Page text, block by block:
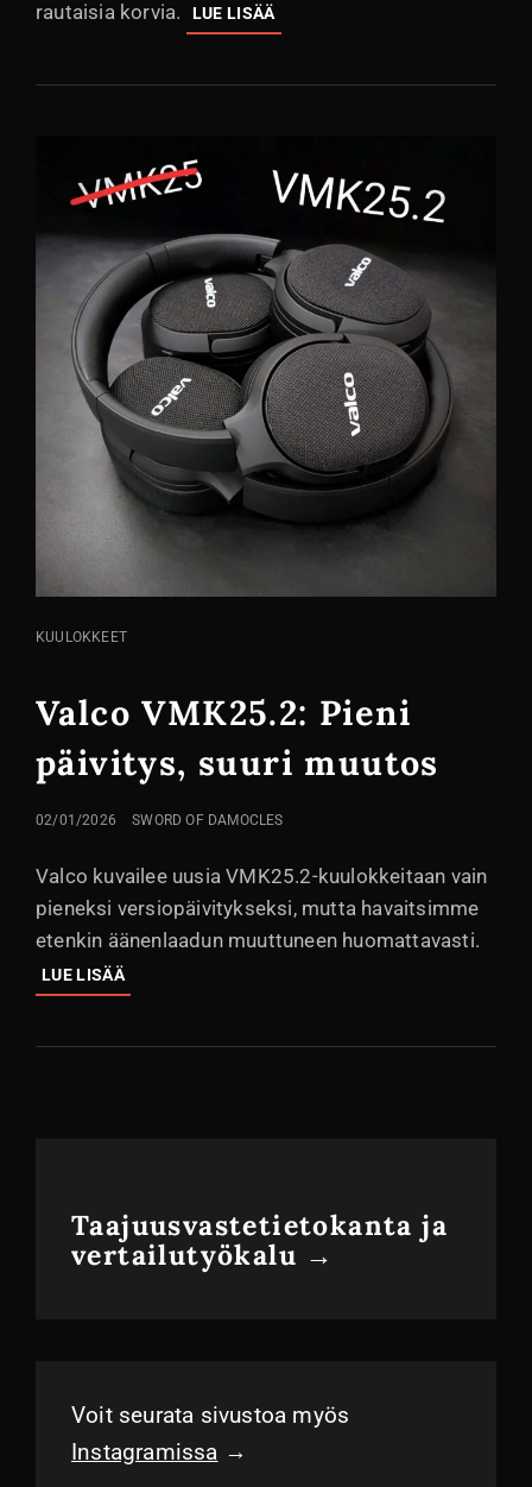
rautaisia korvia.
LUE LISÄÄBEYERDYNAMIC
AVENTHO
RETROHENKINEN
KISSA
KUULOKKEET
Valco VMK25.2: Pieni
päivitys, suuri muutos
LÄHETETTY
02/01/2026 SWORD OF DAMOCLES
Valco kuvailee uusia VMK25.2-kuulokkeitaan vain
pieneksi versiopäivitykseksi, mutta havaitsimme
etenkin äänenlaadun muuttuneen huomattavasti.
LUE LISÄÄVALCO
VMK25.2:
PÄIVITYS,
Taajuusvastetietokanta ja
vertailutyökalu →
Voit seurata sivustoa myös
Instagramissa →